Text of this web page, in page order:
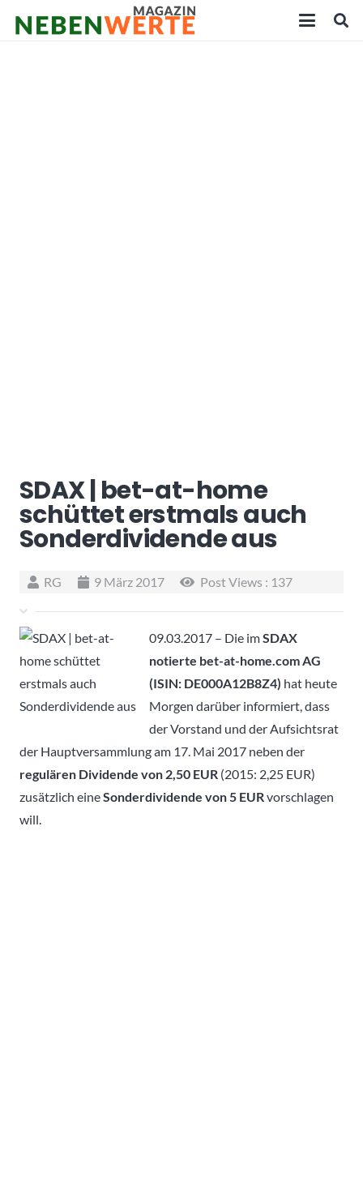
SDAX | bet-at-home
schüttet erstmals auch
Sonderdividende aus
RG 9 März 2017 Post Views : 137
09.03.2017 – Die imSDAX
notierte bet-at-home.com AG
(ISIN: DE000A12B8Z4) hat heute
Morgen darüber informiert, dass
der Vorstand und der Aufsichtsrat
der Hauptversammlung am 17. Mai 2017 neben der
regulären Dividende von 2,50 EUR (2015: 2,25 EUR)
zusätzlich eineSonderdividende von 5 EURvorschlagen
will.